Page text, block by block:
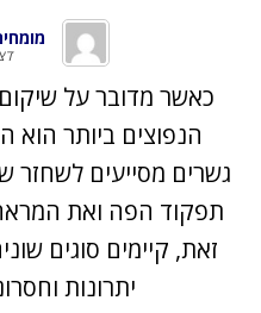
כאשר מדובר על
הנפוצים ביותר הוא
גשרים מסייעים לשחזר
תפקוד הפה ואת
זאת, קיימים סוגים
יתרונות